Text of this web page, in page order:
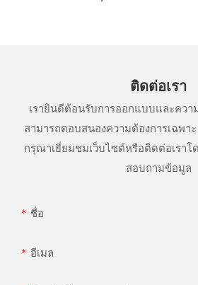
ติดต่อเรา
เรายินดีต้อนรับการออกแบบและควา
สามารถตอบสนองความต้องการเฉพา
กรุณาเยี่ยมชมเว็บไซต์หรือติดต่อเราโ
สอบถามข้อมูล
ชื่อ
อีเมล